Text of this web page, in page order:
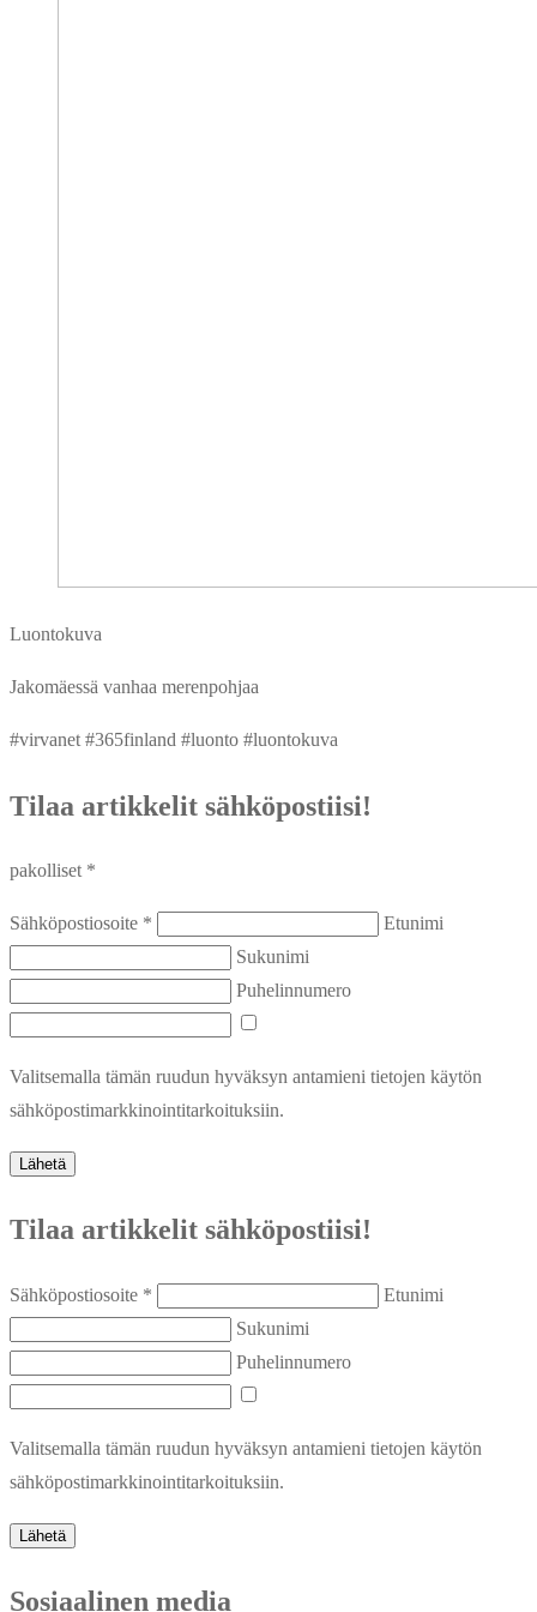
Luontokuva
Jakomäessä vanhaa merenpohjaa
#virvanet #365finland #luonto #luontokuva
Tilaa artikkelit sähköpostiisi!
pakolliset *
Sähköpostiosoite *
Etunimi
Sukunimi
Puhelinnumero
Valitsemalla tämän ruudun hyväksyn antamieni tietojen käytön
sähköpostimarkkinointitarkoituksiin.
Lähetä
Tilaa artikkelit sähköpostiisi!
Sähköpostiosoite *
Etunimi
Sukunimi
Puhelinnumero
Valitsemalla tämän ruudun hyväksyn antamieni tietojen käytön
sähköpostimarkkinointitarkoituksiin.
Lähetä
Sosiaalinen media